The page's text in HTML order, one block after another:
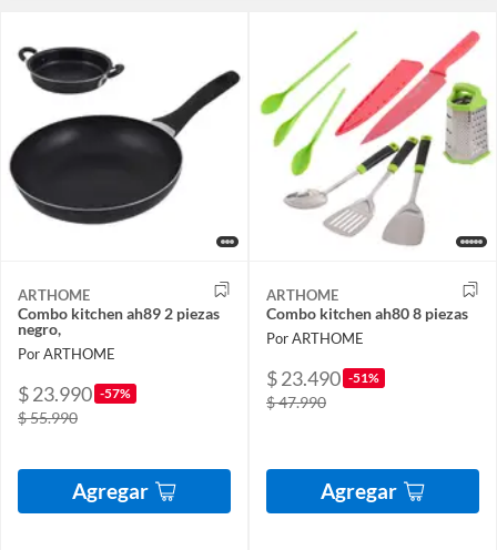
ARTHOME
Combo kitchen ah89 2 piezas
negro,
Por ARTHOME
$ 23.990 -57%
$ 55.990
Agregar
ARTHOME
Combo kitchen ah80 8 piezas
Por ARTHOME
$ 23.490 -51%
$ 47.990
Agregar